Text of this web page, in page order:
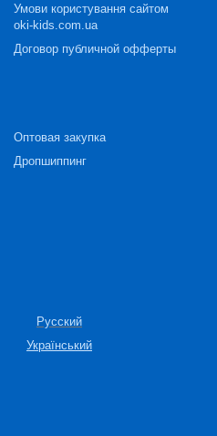
Умови користування сайтом
oki-kids.com.ua
Договор публичной офферты
Оптовая закупка
Дропшиппинг
Русский
Український